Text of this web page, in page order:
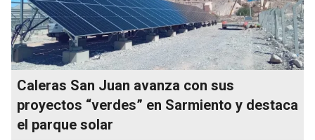
Caleras San Juan avanza con sus
proyectos “verdes” en Sarmiento y destaca
el parque solar